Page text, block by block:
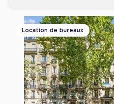
Location de bureaux